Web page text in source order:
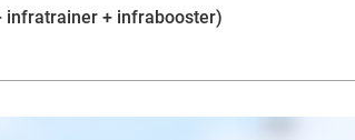
infratrainer + infrabooster)